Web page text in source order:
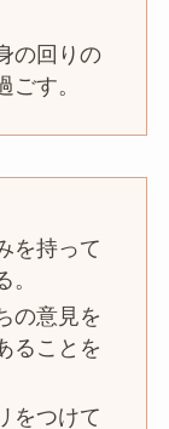
の回りの
す。
を持って
の意見を
ることを
をつけて